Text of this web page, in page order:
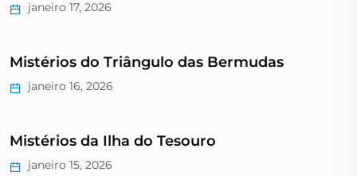
janeiro 17, 2026
Mistérios do Triângulo das Bermudas
janeiro 16, 2026
Mistérios da Ilha do Tesouro
janeiro 15, 2026